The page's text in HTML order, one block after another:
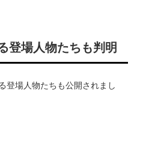
登場人物たちも判明
登場人物たちも公開されまし